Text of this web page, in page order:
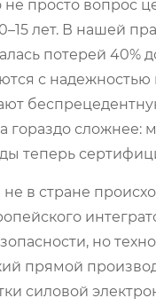
не просто вопрос
лет. В нашей
потерей 40%
с надежностью
гораздо сложнее:
теперь
не в стране
но
прямой
силовой